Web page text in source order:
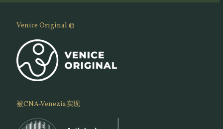
Venice Original ©
被CNA-Venezia实现